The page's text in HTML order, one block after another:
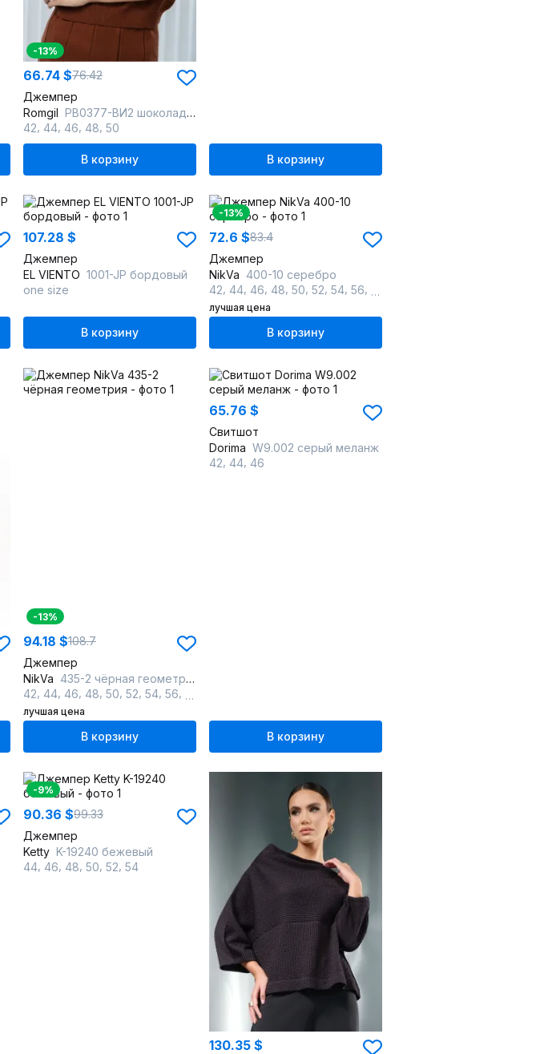
-13%
66.74 $76.42
Джемпер
Romgil РВ0377-ВИ2 шоколадный
42 44 46 48 50
В корзину В корзину
107.28 $
Джемпер
EL VIENTO 1001-JP бордовый
one size
В корзину
-13%
72.6 $83.4
Джемпер
NikVa 400-10 серебро
42 44 46 48 50 52 54 56
лучшая цена
В корзину
-13%
94.18 $108.7
Джемпер
NikVa 435-2 чёрная геометрия
42 44 46 48 50 52 54 56
лучшая цена
В корзину
65.76 $
Свитшот
Dorima W9.002 серый меланж
42 44 46
В корзину
-9%
90.36 $99.33
Джемпер
Ketty K-19240 бежевый
44 46 48 50 52 54
130.35 $